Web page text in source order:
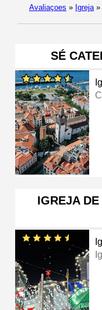
Avaliaçoes » Igreja »
SÉ
IGREJA